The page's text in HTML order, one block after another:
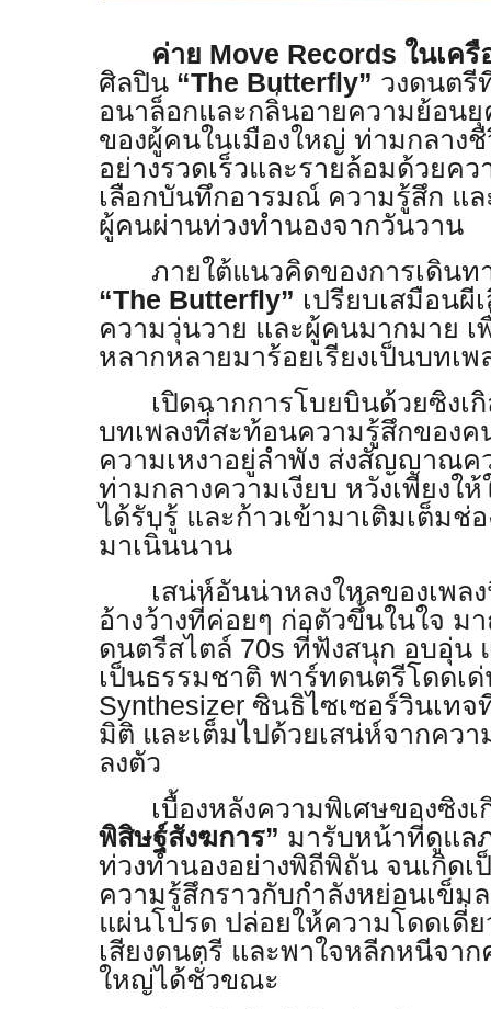
ค่าย Move Records ในเค
ศิลปิน “The Butterfly” วงดนตรี
อนาล็อกและกลิ่นอายความย้อนยุ
ของผู้คนในเมืองใหญ่ ท่ามกลาง
อย่างรวดเร็วและรายล้อมด้วยค
เลือกบันทึกอารมณ์ ความรู้สึก แล
ผู้คนผ่านท่วงทำนองจากวันวาน
ภายใต้แนวคิดของการเดินท
“The Butterfly” เปรียบเสมือนผี
ความวุ่นวาย และผู้คนมากมาย เ
หลากหลายมาร้อยเรียงเป็นบทเพ
เปิดฉากการโบยบินด้วยซิงเ
บทเพลงที่สะท้อนความรู้สึกของค
ความเหงาอยู่ลำพัง ส่งสัญญาณค
ท่ามกลางความเงียบ หวังเพียงใ
ได้รับรู้ และก้าวเข้ามาเติมเต็มช่
มาเนิ่นนาน
เสน่ห์อันน่าหลงใหลของเพล
อ้างว้างที่ค่อยๆ ก่อตัวขึ้นในใจ ม
ดนตรีสไตล์ 70s ที่ฟังสนุก อบอุ่น
เป็นธรรมชาติ พาร์ทดนตรีโดดเ
Synthesizer ซินธิไซเซอร์วินเท
มิติ และเต็มไปด้วยเสน่ห์จากคว
ลงตัว
เบื้องหลังความพิเศษของซิงเ
พิสิษฐ์สังฆการ” มารับหน้าที่ดูแล
ท่วงทำนองอย่างพิถีพิถัน จนเกิดเ
ความรู้สึกราวกับกำลังหย่อนเข็ม
แผ่นโปรด ปล่อยให้ความโดดเดี่
เสียงดนตรี และพาใจหลีกหนีจาก
ใหญ่ได้ชั่วขณะ